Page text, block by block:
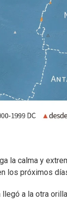
la calma y
los próximos
a la otra